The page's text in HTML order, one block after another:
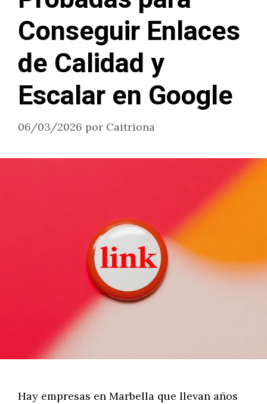
Conseguir Enlaces
de Calidad y
Escalar en Google
06/03/2026 por Caitriona
Hay empresas en Marbella que llevan años